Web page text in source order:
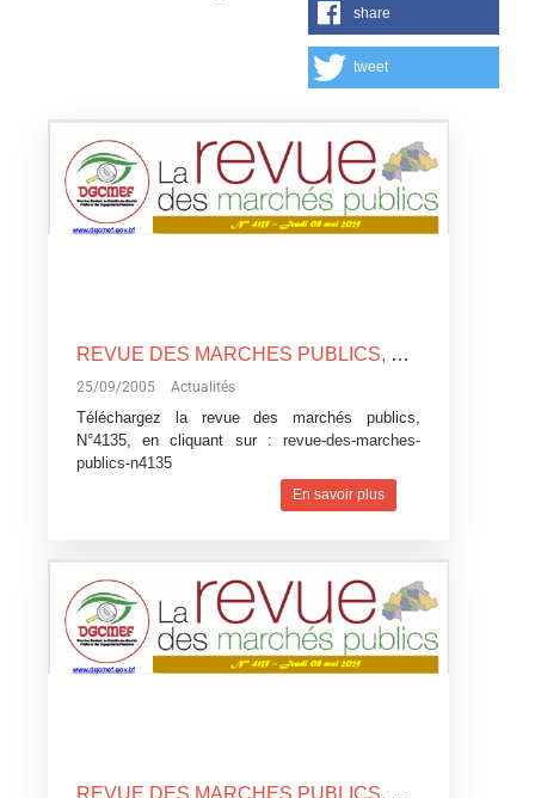
share
tweet
REVUE DES MARCHES PUBLICS, N°4135
25/09/2005 Actualités
Téléchargez la revue des marchés publics,
N°4135, en cliquant sur : revue-des-marches-
publics-n4135
En savoir plus
REVUE DES MARCHES PUBLICS, N°4135